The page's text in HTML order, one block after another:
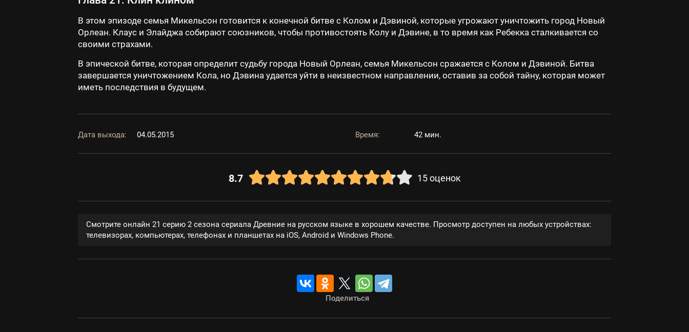
В этом эпизоде семья Микельсон готовится к конечной битве с Колом и Дэвиной, которые угрожают уничтожить город Новый
Орлеан. Клаус и Элайджа собирают союзников, чтобы противостоять Колу и Дэвине, в то время как Ребекка сталкивается со
своими страхами.
В эпической битве, которая определит судьбу города Новый Орлеан, семья Микельсон сражается с Колом и Дэвиной. Битва
завершается уничтожением Кола, но Дэвина удается уйти в неизвестном направлении, оставив за собой тайну, которая может
иметь последствия в будущем.
Дата выхода: 04.05.2015 Время: 42 мин.
8.7 15 оценок
Смотрите онлайн 21 серию 2 сезона сериала Древние на русском языке в хорошем качестве. Просмотр доступен на любых устройствах:
телевизорах, компьютерах, телефонах и планшетах на iOS, Android и Windows Phone.
Поделиться